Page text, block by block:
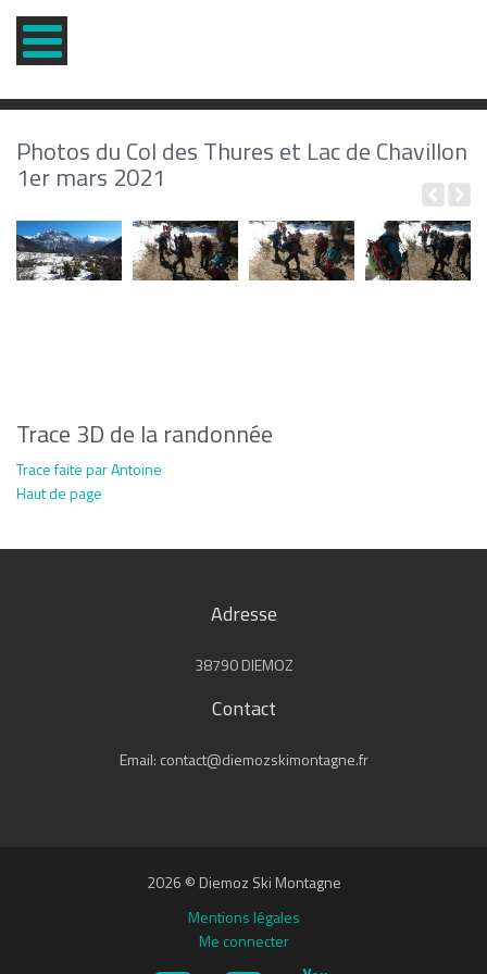
Photos du Col des Thures et Lac de Chavillon
1er mars 2021
Trace 3D de la randonnée
Trace faite par Antoine
Haut de page
Adresse
38790 DIEMOZ
Contact
Email: contact@diemozskimontagne.fr
2026 © Diemoz Ski Montagne
Mentions légales
Me connecter